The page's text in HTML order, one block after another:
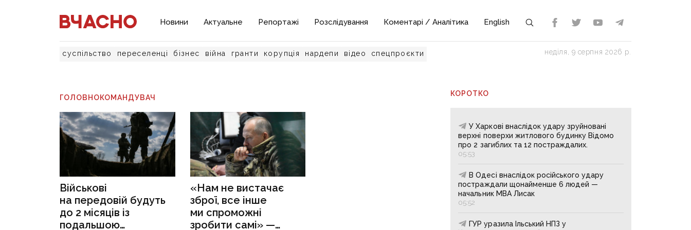
Новини Актуальне Репортажі Розслідування Коментарі / Аналітика English
суспільство переселенці бізнес війна гранти корупція нардепи відео спецпроєкти неділя, 9 серпня 2026 р.
ГОЛОВНОКОМАНДУВАЧ
Військові
на передовій будуть
до 2 місяців із
подальшою
«Нам не вистачає
зброї, все інше
ми спроможні
зробити самі» —
КОРОТКО
У Харкові внаслідок удару зруйновані
верхні поверхи житлового будинку Відомо
про 2 загиблих та 12 постраждалих.
05:53
В Одесі внаслідок російського удару
постраждали щонайменше 6 людей —
начальник МВА Лисак
05:52
ГУР уразила Ільський НПЗ у